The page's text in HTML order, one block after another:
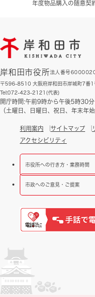
年度物品購入の随意契
岸和田市役所法人番号
〒596-8510 大阪府岸和田市岸城町7番1
Tel:072-423-2121(代表)
開庁時間:午前9時から午後5時30分
（土曜日、日曜日、祝日、年末年始
利用案内 サイトマップ
アクセシビリティ
市役所への行き方・業務時間
市政へのご意見・ご提案